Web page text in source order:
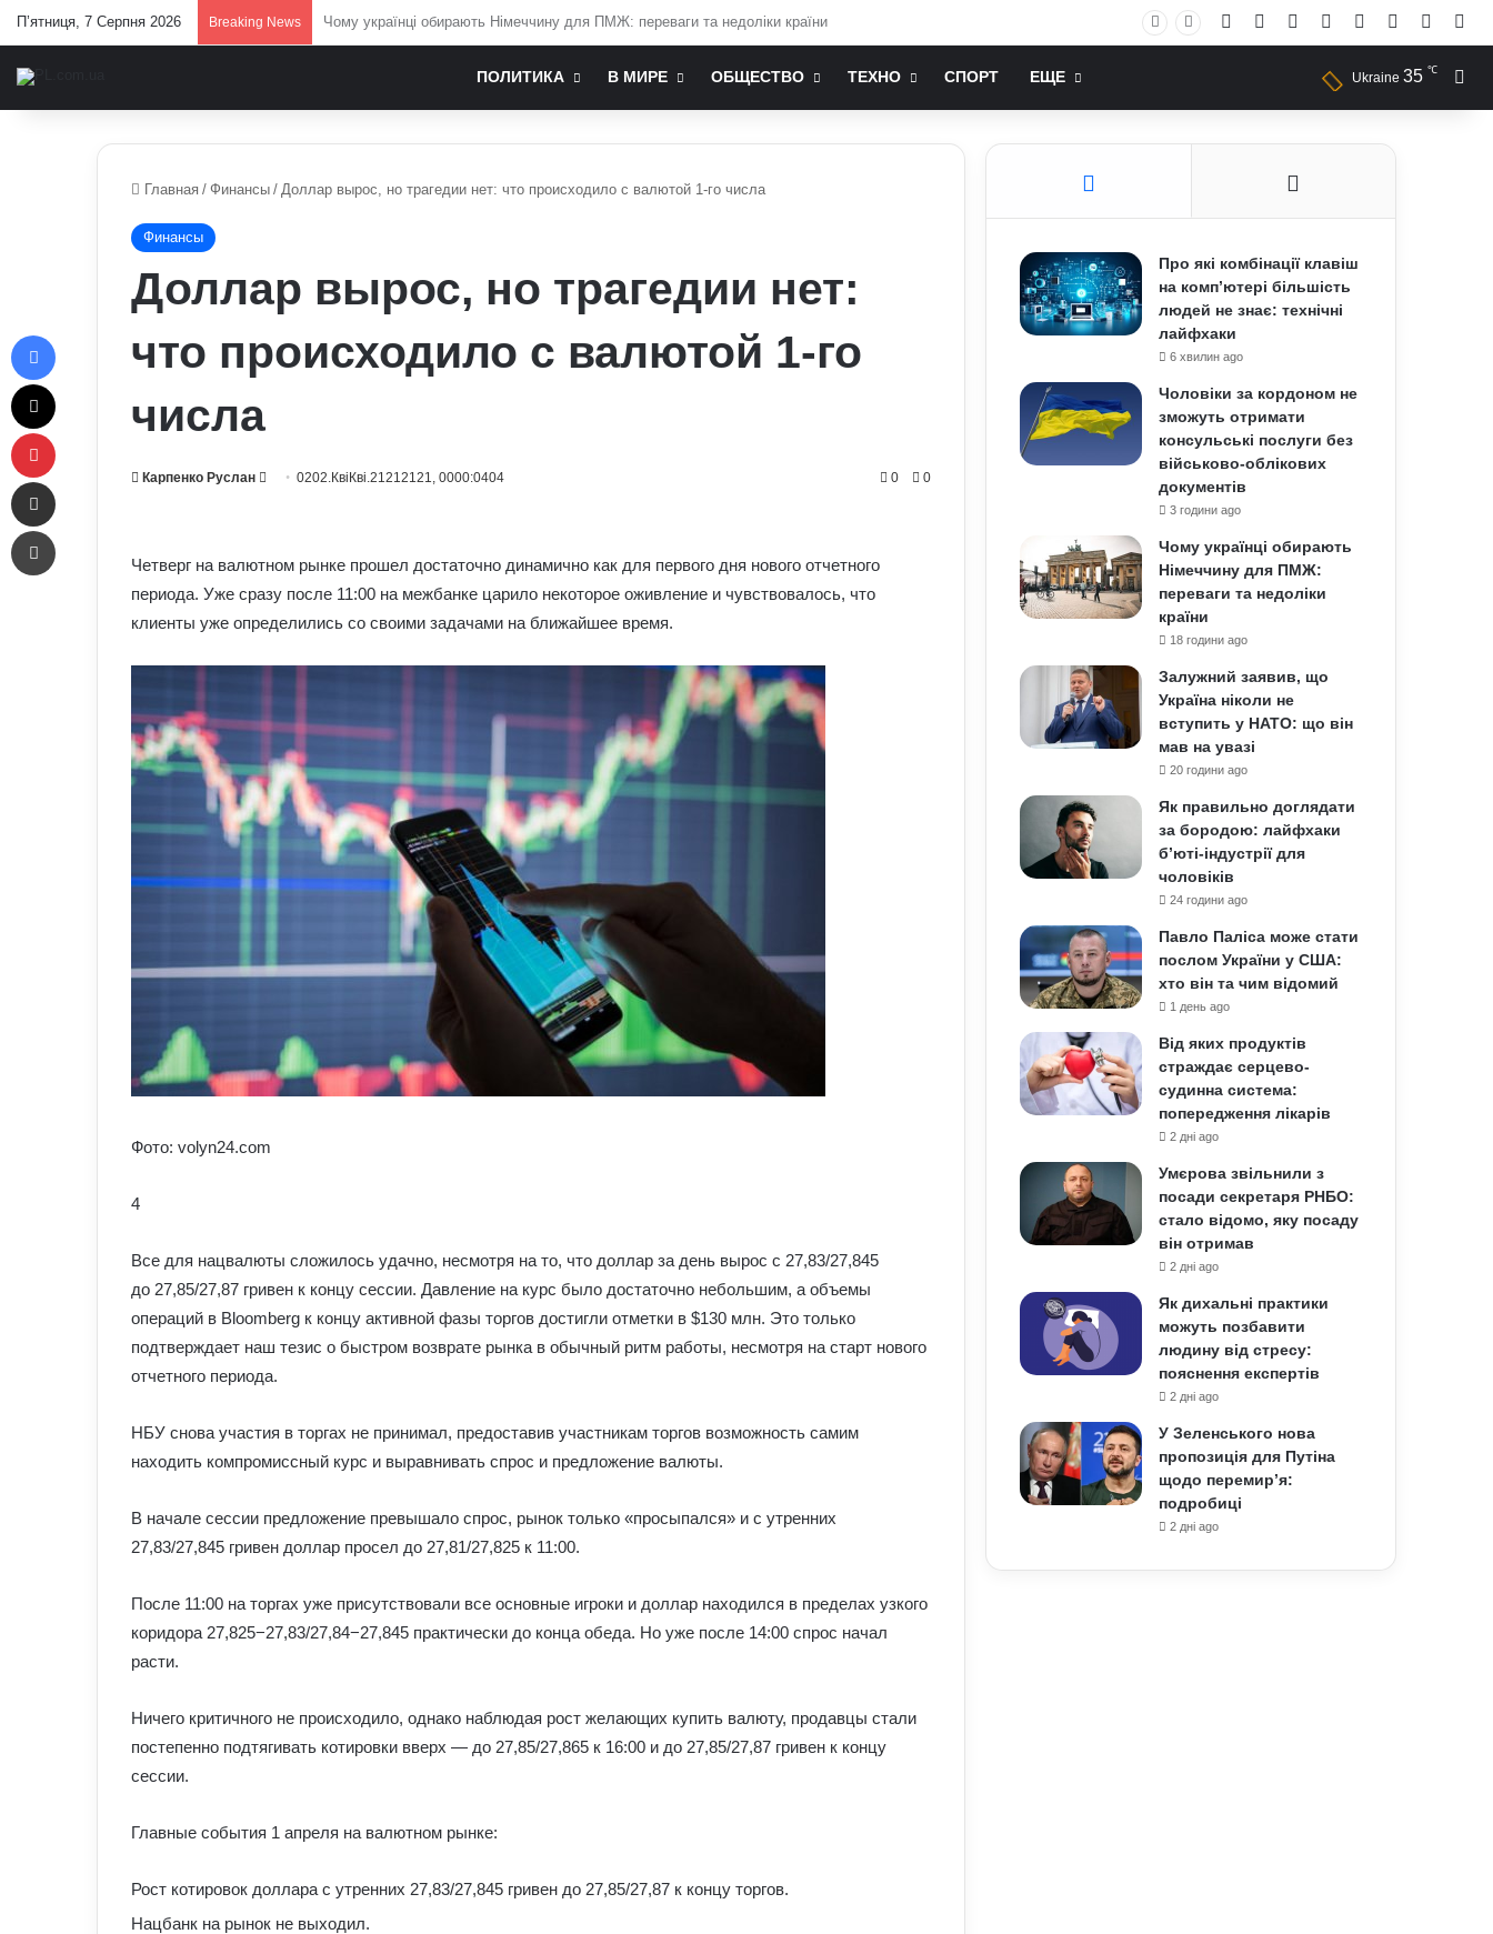
П’ятниця, 7 Серпня 2026 Breaking News Залужний заявив, що Україна ніколи не вступить у НАТО: що він мав на увазі Facebook YouTubeInstagram
RSS Log In
ПОЛИТИКА В МИРЕ ОБЩЕСТВО ТЕХНО СПОРТ ЕЩЕ Ukraine 35 ℃
Главная / Финансы / Доллар вырос, но трагедии нет: что происходило с валютой 1-го числа
Финансы
Доллар вырос, но трагедии нет:
что происходило с валютой 1-го
числа
Карпенко Руслан
Send0202.КвіКві.21212121, 0000:0404 0 0
Четверг на валютном рынке прошел достаточно динамично как для первого дня нового отчетного
периода. Уже сразу после 11:00 на межбанке царило некоторое оживление и чувствовалось, что
клиенты уже определились со своими задачами на ближайшее время.
Фото: volyn24.com
4
Все для нацвалюты сложилось удачно, несмотря на то, что доллар за день вырос с 27,83/27,845
до 27,85/27,87 гривен к концу сессии. Давление на курс было достаточно небольшим, а объемы
операций в Bloomberg к концу активной фазы торгов достигли отметки в $130 млн. Это только
подтверждает наш тезис о быстром возврате рынка в обычный ритм работы, несмотря на старт нового
отчетного периода.
НБУ снова участия в торгах не принимал, предоставив участникам торгов возможность самим
находить компромиссный курс и выравнивать спрос и предложение валюты.
В начале сессии предложение превышало спрос, рынок только «просыпался» и с утренних
27,83/27,845 гривен доллар просел до 27,81/27,825 к 11:00.
После 11:00 на торгах уже присутствовали все основные игроки и доллар находился в пределах узкого
коридора 27,825−27,83/27,84−27,845 практически до конца обеда. Но уже после 14:00 спрос начал
расти.
Ничего критичного не происходило, однако наблюдая рост желающих купить валюту, продавцы стали
постепенно подтягивать котировки вверх — до 27,85/27,865 к 16:00 и до 27,85/27,87 гривен к концу
сессии.
Главные события 1 апреля на валютном рынке:
Рост котировок доллара с утренних 27,83/27,845 гривен до 27,85/27,87 к концу торгов.
Нацбанк на рынок не выходил.
годиннику: експертна думка
езотериків
початку серпня: поради для
подорожей
Які криптовалюти стали поганим
Про які комбінації клавіш
на комп’ютері більшість
людей не знає: технічні
лайфхаки
6 хвилин ago
Чоловіки за кордоном не
зможуть отримати
консульські послуги без
військово-облікових
документів
3 години ago
Чому українці обирають
Німеччину для ПМЖ:
переваги та недоліки
країни
18 години ago
Залужний заявив, що
Україна ніколи не
вступить у НАТО: що він
мав на увазі
20 години ago
Як правильно доглядати
за бородою: лайфхаки
б’юті-індустрії для
чоловіків
24 години ago
Павло Паліса може стати
послом України у США:
хто він та чим відомий
1 день ago
Від яких продуктів
страждає серцево-
судинна система:
попередження лікарів
2 дні ago
Умєрова звільнили з
посади секретаря РНБО:
стало відомо, яку посаду
він отримав
2 дні ago
Як дихальні практики
можуть позбавити
людину від стресу:
пояснення експертів
2 дні ago
У Зеленського нова
пропозиція для Путіна
щодо перемир’я:
подробиці
2 дні ago